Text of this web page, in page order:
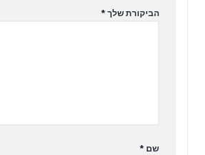
הביקורת שלך *
שם *